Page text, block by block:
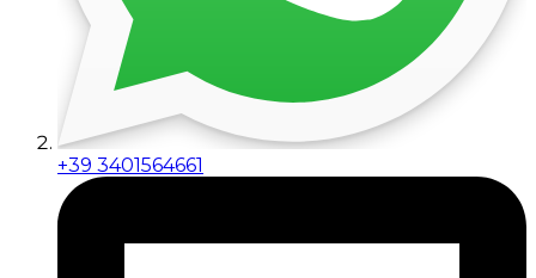
+39 3401564661